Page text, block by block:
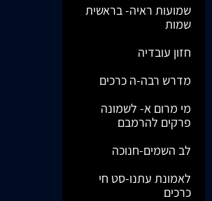
שמועות ראיה- בראשית
שמות
חזון עובדיה
מדרש רבה-ה כרכים
מי מרום א- לשמונה
פרקים להרמבם
לב השמים-חנוכה
לאמונת עתנו-סט חי
כרכים